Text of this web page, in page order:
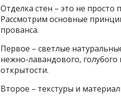
Отделка стен – это не просто
Рассмотрим основные
прованса.
Первое – светлые
нежно-лавандового,
открытости.
Второе – текстуры и